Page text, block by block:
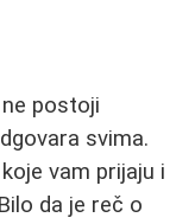
postoji
svima.
vam prijaju i
da je reč o